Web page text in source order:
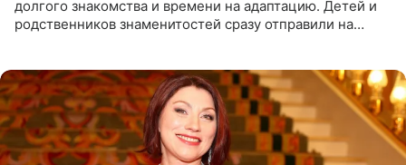
долгого знакомства и времени на адаптацию. Детей и
родственников знаменитостей сразу отправили на